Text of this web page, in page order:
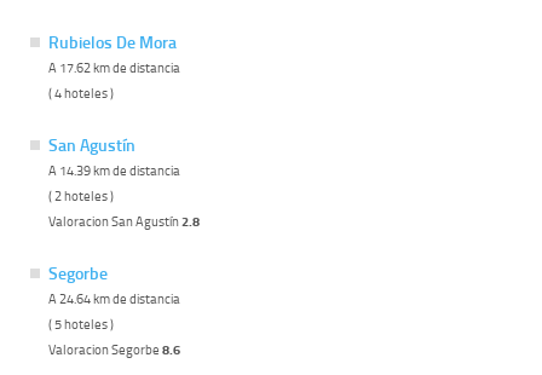
Rubielos De Mora
A 17.62 km de distancia
( 4 hoteles )
San Agustín
A 14.39 km de distancia
( 2 hoteles )
Valoracion San Agustín2.8
Segorbe
A 24.64 km de distancia
( 5 hoteles )
Valoracion Segorbe 8.6